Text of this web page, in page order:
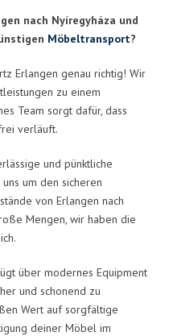
nach Nyíregyháza und
Möbeltransport?
Erlangen genau richtig! Wir
zu einem
Team sorgt dafür, dass
verläuft.
und pünktliche
um den sicheren
von Erlangen nach
Mengen, wir haben die
über modernes Equipment
und schonend zu
Wert auf sorgfältige
deiner Möbel im